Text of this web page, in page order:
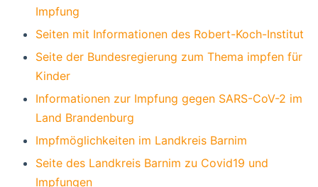
Impfung
Seiten mit Informationen des Robert-Koch-Institut
Seite der Bundesregierung zum Thema impfen für
Kinder
Informationen zur Impfung gegen SARS-CoV-2 im
Land Brandenburg
Impfmöglichkeiten im Landkreis Barnim
Seite des Landkreis Barnim zu Covid19 und
Impfungen